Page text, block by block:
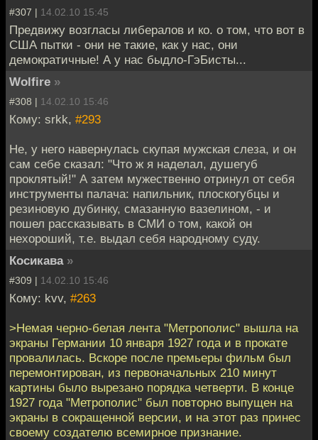
#307 | 14.02.10 15:45
Предвижу возгласы либералов и ко. о том, что вот в
США пытки - они не такие, как у нас, они
демократичные! А у нас быдло-ГэБисты...
Wolfire »
#308 | 14.02.10 15:46
Кому: srkk, #293
Не, у него навернулась скупая мужская слеза, и он
сам себе сказал: "Что ж я наделал, душегуб
проклятый!" А затем мужественно отринул от себя
инструменты палача: напильник, плоскогубцы и
резиновую дубинку, смазанную вазелином, - и
пошел рассказывать в СМИ о том, какой он
нехороший, т.е. выдал себя народному суду.
Косикава »
#309 | 14.02.10 15:46
Кому: kvv, #263
>Немая черно-белая лента "Метрополис" вышла на
экраны Германии 10 января 1927 года и в прокате
провалилась. Вскоре после премьеры фильм был
перемонтирован, из первоначальных 210 минут
картины было вырезано порядка четверти. В конце
1927 года "Метрополис" был повторно выпущен на
экраны в сокращенной версии, и на этот раз принес
своему создателю всемирное признание.